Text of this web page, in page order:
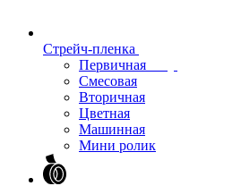
Стрейч-пленка
Первичная
Смесовая
Вторичная
Цветная
Машинная
Мини ролик